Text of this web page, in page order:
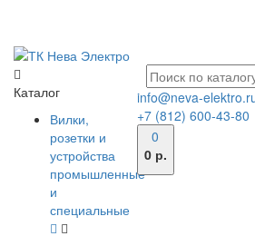
Каталог
Вилки,
розетки и
устройства
промышленные
и
специальные
info@neva-
+7 (812) 600-43-80
0
0 р.